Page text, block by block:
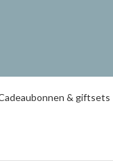
& giftsets